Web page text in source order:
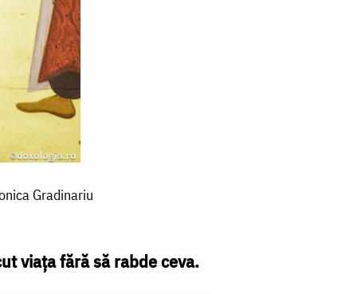
Gradinariu
viața fără să rabde ceva.